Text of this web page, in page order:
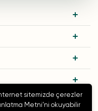
sitemizde çerezler
Metni’ni okuyabilir